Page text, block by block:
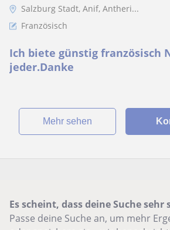
Salzburg Stadt, Anif, Antheri...
Französisch
Ich biete günstig französisch
jeder.Danke
Mehr sehen
Es scheint, dass deine Suche sehr
Passe deine Suche an, um mehr